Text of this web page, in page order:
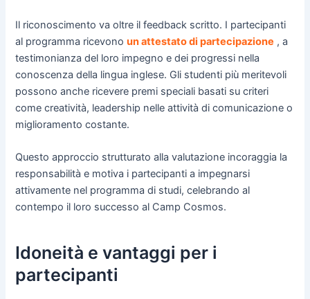
Il riconoscimento va oltre il feedback scritto. I partecipanti
al programma ricevonoun attestato di partecipazione , a
testimonianza del loro impegno e dei progressi nella
conoscenza della lingua inglese. Gli studenti più meritevoli
possono anche ricevere premi speciali basati su criteri
come creatività, leadership nelle attività di comunicazione o
miglioramento costante.
Questo approccio strutturato alla valutazione incoraggia la
responsabilità e motiva i partecipanti a impegnarsi
attivamente nel programma di studi, celebrando al
contempo il loro successo al Camp Cosmos.
Idoneità e vantaggi per i
partecipanti